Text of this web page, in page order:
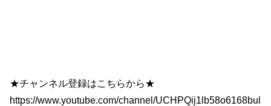
★チャンネル登録はこちらから★
https://www.youtube.com/channel/UCHPQij1lb58o6168bul